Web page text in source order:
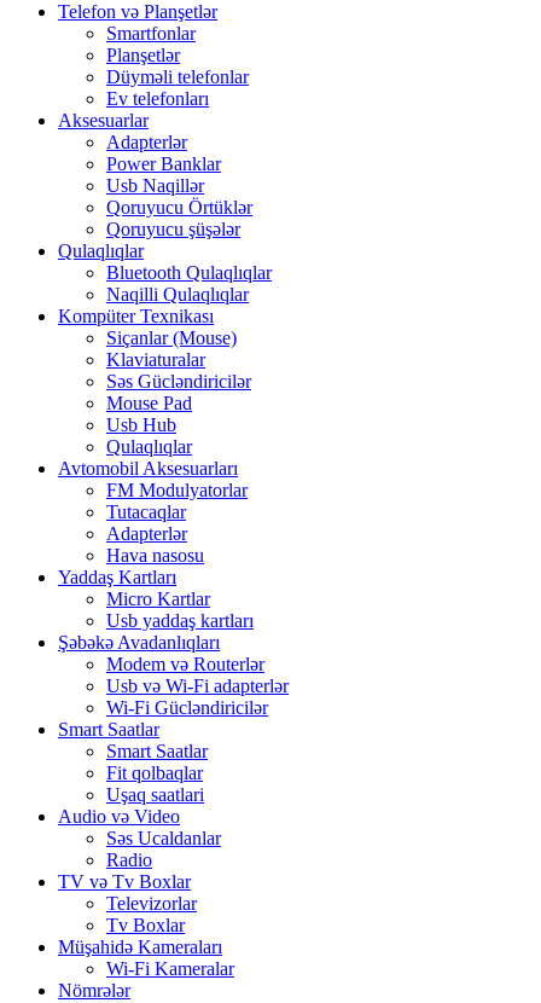
Telefon və Planşetlər
Smartfonlar
Planşetlər
Düyməli telefonlar
Ev telefonları
Aksesuarlar
Adapterlər
Power Banklar
Usb Naqillər
Qoruyucu Örtüklər
Qoruyucu şüşələr
Qulaqlıqlar
Bluetooth Qulaqlıqlar
Naqilli Qulaqlıqlar
Kompüter Texnikası
Siçanlar (Mouse)
Klaviaturalar
Səs Gücləndiricilər
Mouse Pad
Usb Hub
Qulaqlıqlar
Avtomobil Aksesuarları
FM Modulyatorlar
Tutacaqlar
Adapterlər
Hava nasosu
Yaddaş Kartları
Micro Kartlar
Usb yaddaş kartları
Şəbəkə Avadanlıqları
Modem və Routerlər
Usb və Wi-Fi adapterlər
Wi-Fi Gücləndiricilər
Smart Saatlar
Smart Saatlar
Fit qolbaqlar
Uşaq saatlari
Audio və Video
Səs Ucaldanlar
Radio
TV və Tv Boxlar
Televizorlar
Tv Boxlar
Müşahidə Kameraları
Wi-Fi Kameralar
Nömrələr